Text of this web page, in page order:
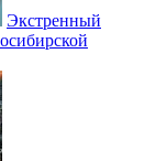
Экстренный